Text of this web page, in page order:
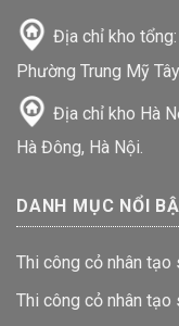
Địa chỉ kho
Phường Trung Mỹ
Địa chỉ kho Hà
Hà Đông, Hà Nội.
DANH MỤC NỔI
Thi công cỏ nhân tạo
Thi công cỏ nhân tạo